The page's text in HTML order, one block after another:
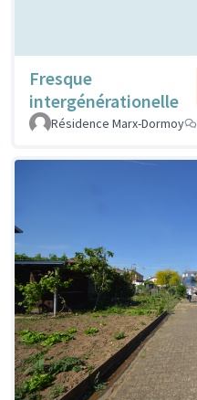
Fresque
intergénérationelle
Résidence Marx-Dormoy